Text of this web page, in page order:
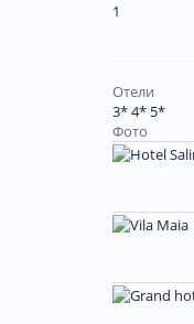
1
Отели
3*4* 5*
Фото